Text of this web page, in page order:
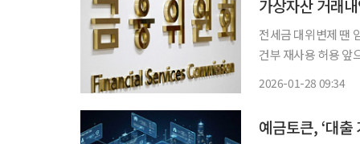
가상자산 거래
전세금 대위변제 땐
건부 재사용 허용 앞으로 가상자산 거래정보도 신용정보에 편입된다. 전세금을 돌려주지 않
2026-01-28 09:34
예금토큰, ‘대